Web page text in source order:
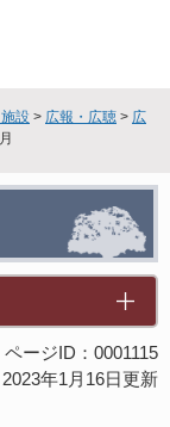
設 > 広報・広聴 > 広
ページID：0001115
年1月16日更新